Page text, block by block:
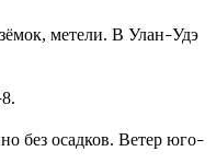
метели. В Улан–Удэ
8.
без осадков. Ветер юго–